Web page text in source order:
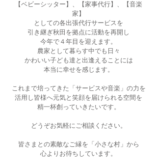
【ベビーシッター】、【家事代行】、【音楽
家】
としての各出張代行サービスを
引き継ぎ秋田を拠点に活動を再開し
今年で４年目を迎えます。
農家として暮らす中でも日々
かわいい子ども達と出逢えることには
本当に幸せを感じます。
これまで培ってきた「サービスや音楽」の力を
活用し皆様へ元気と笑顔を届けられる空間を
精一杯創っていきたいです。
どうぞお気軽にご相談ください。
皆さまとの素敵なご縁を 「小さな村」から
心よりお待ちしています。